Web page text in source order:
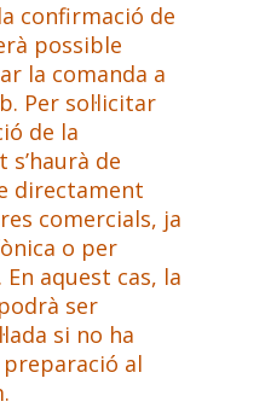
confirmació de
possible
la comanda a
Per sol·licitar
de la
de
directament
comercials, ja
o per
aquest cas, la
ser
si no ha
al